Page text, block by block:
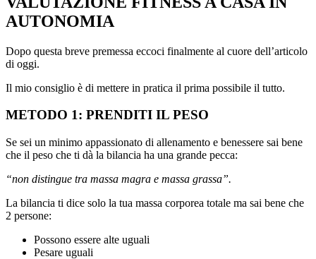
AUTONOMIA
Dopo questa breve premessa eccoci finalmente al cuore dell’articolo
di oggi.
Il mio consiglio è di mettere in pratica il prima possibile il tutto.
METODO 1: PRENDITI IL PESO
Se sei un minimo appassionato di allenamento e benessere sai bene
che il peso che ti dà la bilancia ha una grande pecca:
“non distingue tra massa magra e massa grassa”.
La bilancia ti dice solo la tua massa corporea totale ma sai bene che
2 persone:
Possono essere alte uguali
Pesare uguali